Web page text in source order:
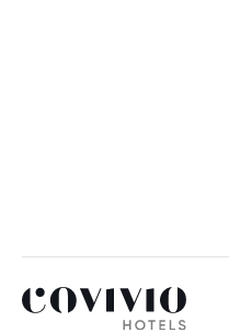
Covivio Hotels